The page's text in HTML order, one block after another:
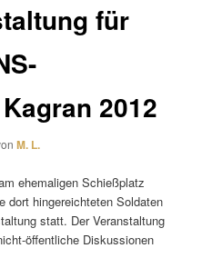
für
2012
M. L.
ehemaligen Schießplatz
dort hingereichteten Soldaten
statt. Der Veranstaltung
öffentliche Diskussionen